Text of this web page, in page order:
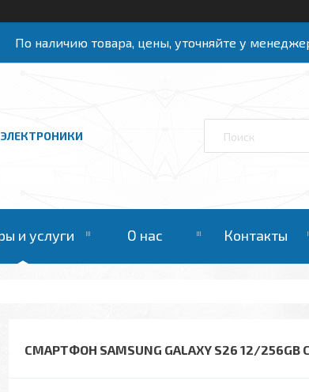
По наличию товара, цены, уточняйте у
и услуги О нас Контакты
СМАРТФОН SAMSUNG GALAXY S26 12/256GB